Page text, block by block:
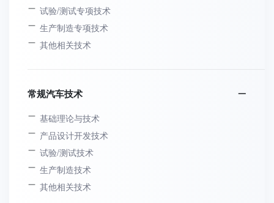
试验/测试专项技术
生产制造专项技术
其他相关技术
常规汽车技术
基础理论与技术
产品设计开发技术
试验/测试技术
生产制造技术
其他相关技术